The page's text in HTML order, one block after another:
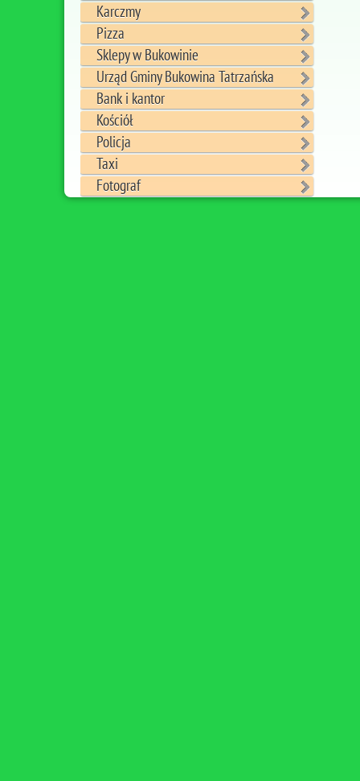
Karczmy
Pizza
Sklepy w Bukowinie
Urząd Gminy Bukowina Tatrzańska
Bank i kantor
Kościół
Policja
Taxi
Fotograf